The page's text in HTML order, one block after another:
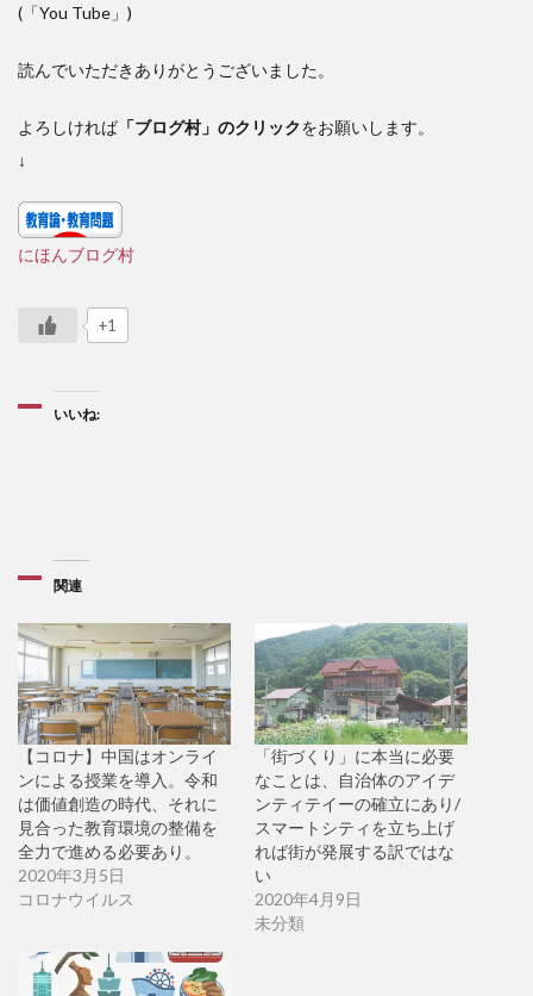
(「You Tube」)
読んでいただきありがとうございました。
よろしければ 「ブログ村」のクリックをお願いします。
↓
にほんブログ村
+1
いいね:
関連
【コロナ】中国はオンライ
ンによる授業を導入。令和
は価値創造の時代、それに
見合った教育環境の整備を
全力で進める必要あり。
2020年3月5日
コロナウイルス
「街づくり」に本当に必要
なことは、自治体のアイデ
ンティテイーの確立にあり/
スマートシティを立ち上げ
れば街が発展する訳ではな
い
2020年4月9日
未分類